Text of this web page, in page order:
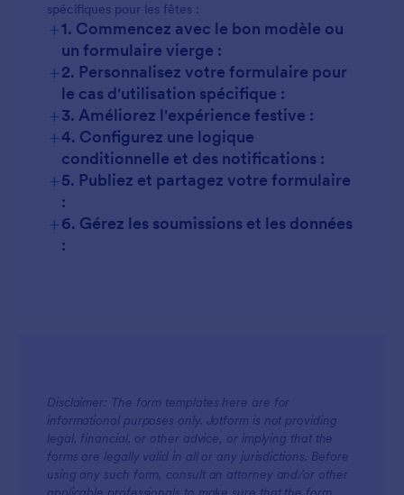
spécifiques pour les fêtes :
+1. Commencez avec le bon modèle ou
un formulaire vierge :
+2. Personnalisez votre formulaire pour
le cas d'utilisation spécifique :
+3. Améliorez l'expérience festive :
+4. Configurez une logique
conditionnelle et des notifications :
+5. Publiez et partagez votre formulaire
:
+6. Gérez les soumissions et les données
:
Disclaimer: The form templates here are for
informational purposes only. Jotform is not providing
legal, financial, or other advice, or implying that the
forms are legally valid in all or any jurisdictions. Before
using any such form, consult an attorney and/or other